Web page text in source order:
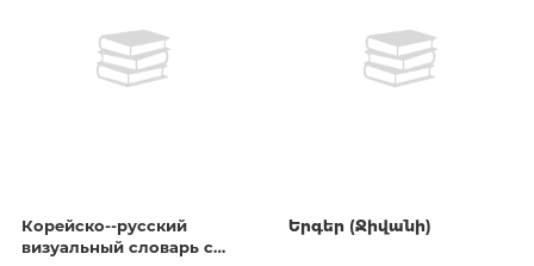
Корейско--русский
визуальный словарь с
Երգեր (Ջիվանի)